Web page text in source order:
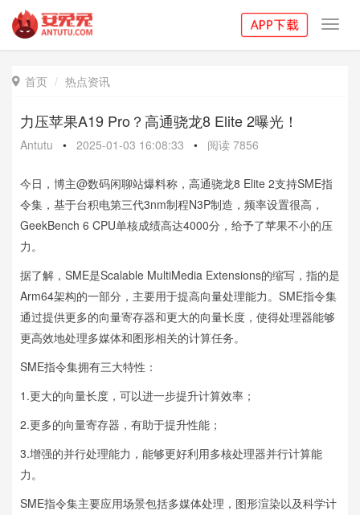
 首页 热点资讯
力压苹果A19 Pro？高通骁龙8 Elite 2曝光！
Antutu • 2025-01-03 16:08:33 • 阅读 7856
今日，博主@数码闲聊站爆料称，高通骁龙8 Elite 2支持SME指
令集，基于台积电第三代3nm制程N3P制造，频率设置很高，
GeekBench 6 CPU单核成绩高达4000分，给予了苹果不小的压
力。
据了解，SME是Scalable MultiMedia Extensions的缩写，指的是
Arm64架构的一部分，主要用于提高向量处理能力。SME指令集
通过提供更多的向量寄存器和更大的向量长度，使得处理器能够
更高效地处理多媒体和图形相关的计算任务。
SME指令集拥有三大特性：
1.更大的向量长度，可以进一步提升计算效率；
2.更多的向量寄存器，有助于提升性能；
3.增强的并行处理能力‌，能够更好利用多核处理器并行计算能
力。
SME指令集主要应用场景包括多媒体处理，图形渲染以及科学计